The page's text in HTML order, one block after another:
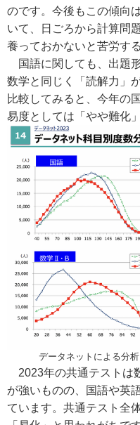
のです。今後もこの傾向
いて、日ごろから計算問
養っておかないと苦労す
国語に関しても、 出題
数学と同じく「読解力」
比較してみると、今年の
易度としては「やや難化
データネットによる分
2023年の共通テストは
が強いものの、国語や英
ています。共通テスト全